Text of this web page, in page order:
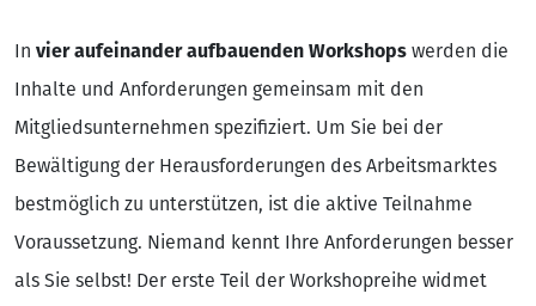
In vier aufeinander aufbauenden Workshops werden die
Inhalte und Anforderungen gemeinsam mit den
Mitgliedsunternehmen spezifiziert. Um Sie bei der
Bewältigung der Herausforderungen des Arbeitsmarktes
bestmöglich zu unterstützen, ist die aktive Teilnahme
Voraussetzung. Niemand kennt Ihre Anforderungen besser
als Sie selbst! Der erste Teil der Workshopreihe widmet